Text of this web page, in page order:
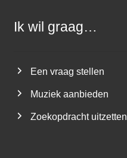
Ik wil graag…
Een vraag stellen
Muziek aanbieden
Zoekopdracht uitzetten